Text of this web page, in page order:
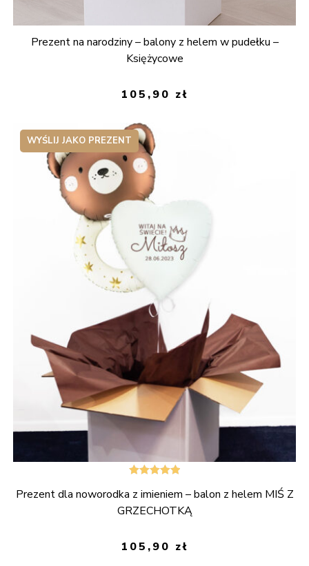
Prezent na narodziny – balony z helem w pudełku –
Księżycowe
105,90 zł
WYŚLIJ JAKO PREZENT
5.00na 5
Prezent dla noworodka z imieniem – balon z helem MIŚ Z
GRZECHOTKĄ
105,90 zł